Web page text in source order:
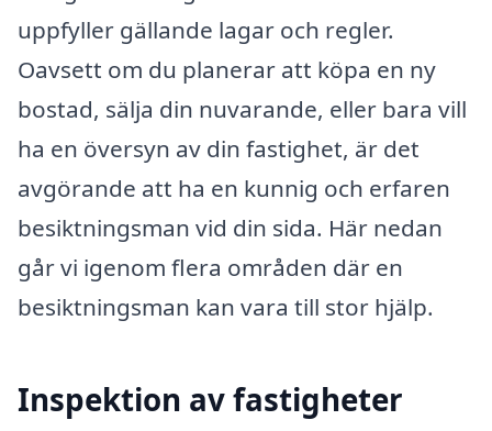
uppfyller gällande lagar och regler.
Oavsett om du planerar att köpa en ny
bostad, sälja din nuvarande, eller bara vill
ha en översyn av din fastighet, är det
avgörande att ha en kunnig och erfaren
besiktningsman vid din sida. Här nedan
går vi igenom flera områden där en
besiktningsman kan vara till stor hjälp.
Inspektion av fastigheter